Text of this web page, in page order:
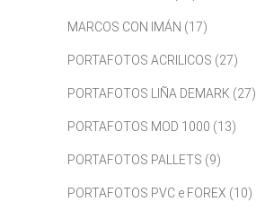
MARCOS CON IMÁN (17)
PORTAFOTOS ACRILICOS (27)
PORTAFOTOS LIÑA DEMARK (27)
PORTAFOTOS MOD 1000 (13)
PORTAFOTOS PALLETS (9)
PORTAFOTOS PVC e FOREX (10)